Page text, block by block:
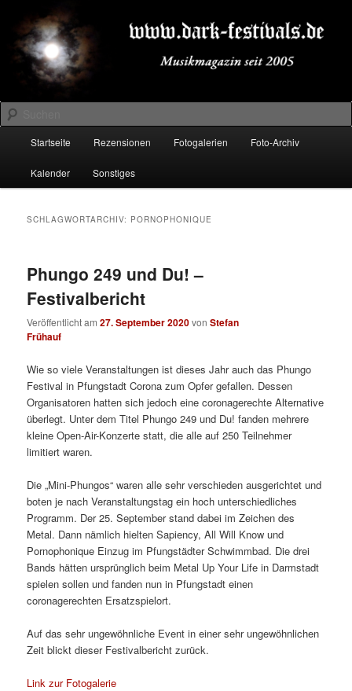
primären
Inhalt
springen
sekundären
Inhalt
springenDARK-FESTIVALS.DE
Suchen
Startseite Rezensionen Fotogalerien Foto-Archiv
Kalender Sonstiges
SCHLAGWORTARCHIV: PORNOPHONIQUE
Phungo 249 und Du! –
Festivalbericht
Veröffentlicht am27. September 2020vonStefan
Frühauf
Wie so viele Veranstaltungen ist dieses Jahr auch das Phungo
Festival in Pfungstadt Corona zum Opfer gefallen. Dessen
Organisatoren hatten sich jedoch eine coronagerechte Alternative
überlegt. Unter dem Titel Phungo 249 und Du! fanden mehrere
kleine Open-Air-Konzerte statt, die alle auf 250 Teilnehmer
limitiert waren.
Die „Mini-Phungos“ waren alle sehr verschieden ausgerichtet und
boten je nach Veranstaltungstag ein hoch unterschiedliches
Programm. Der 25. September stand dabei im Zeichen des
Metal. Dann nämlich hielten Sapiency, All Will Know und
Pornophonique Einzug im Pfungstädter Schwimmbad. Die drei
Bands hätten ursprünglich beim Metal Up Your Life in Darmstadt
spielen sollen und fanden nun in Pfungstadt einen
coronagerechten Ersatzspielort.
Auf das sehr ungewöhnliche Event in einer sehr ungewöhnlichen
Zeit blickt dieser Festivalbericht zurück.
Link zur Fotogalerie